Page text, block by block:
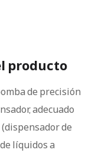
producto
de precisión
adecuado
de
líquidos a